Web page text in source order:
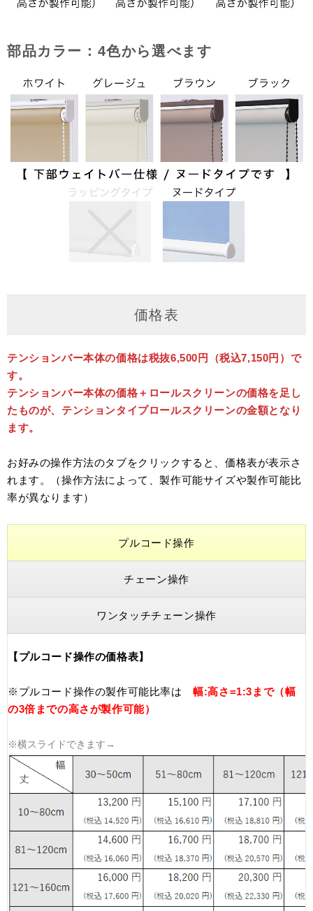
部品カラー：4色から選べます
価格表
テンションバー本体の価格は税抜6,500円（税込7,150円）で
す。
テンションバー本体の価格＋ロールスクリーンの価格を足し
たものが、テンションタイプロールスクリーンの金額となり
ます。
お好みの操作方法のタブをクリックすると、価格表が表示さ
れます。（操作方法によって、製作可能サイズや製作可能比
率が異なります）
プルコード操作
チェーン操作
ワンタッチチェーン操作
【プルコード操作の価格表】
※プルコード操作の製作可能比率は 幅:高さ=1:3まで（幅
の3倍までの高さが製作可能）
※横スライドできます→